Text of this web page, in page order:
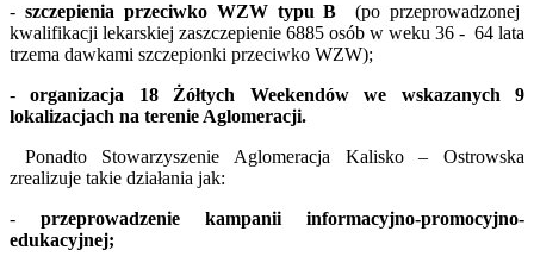
- szczepienia przeciwko WZW typu B(po przeprowadzonej
kwalifikacji lekarskiej zaszczepienie 6885 osób w weku 36 - 64 lata
trzema dawkami szczepionki przeciwko WZW);
-organizacja 18 Żółtych Weekendów we wskazanych 9
lokalizacjach na terenie Aglomeracji.
Ponadto Stowarzyszenie Aglomeracja Kalisko – Ostrowska
zrealizuje takie działania jak:
- przeprowadzenie kampanii informacyjno-promocyjno-
edukacyjnej;